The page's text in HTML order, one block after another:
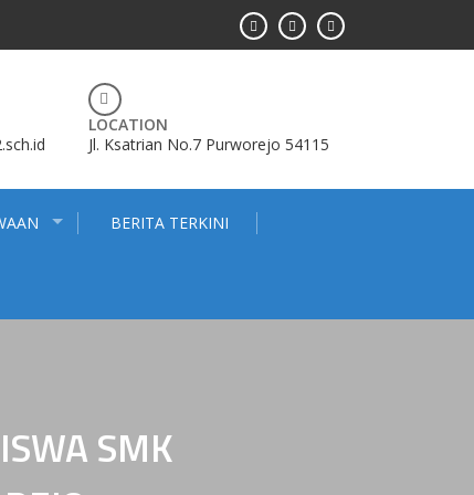
LOCATION
Jl. Ksatrian No.7 Purworejo 54115
BERITA TERKINI
SMK